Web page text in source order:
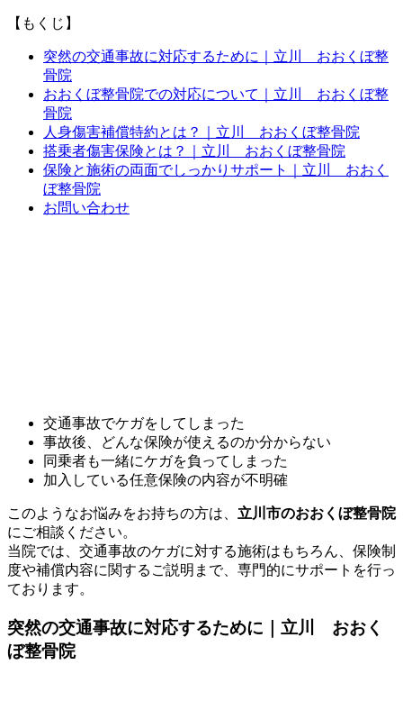
【もくじ】
突然の交通事故に対応するために｜立川 おおくぼ整
骨院
おおくぼ整骨院での対応について｜立川 おおくぼ整
骨院
人身傷害補償特約とは？｜立川 おおくぼ整骨院
搭乗者傷害保険とは？｜立川 おおくぼ整骨院
保険と施術の両面でしっかりサポート｜立川 おおく
ぼ整骨院
お問い合わせ
交通事故でケガをしてしまった
事故後、どんな保険が使えるのか分からない
同乗者も一緒にケガを負ってしまった
加入している任意保険の内容が不明確
このようなお悩みをお持ちの方は、 立川市のおおくぼ整骨院
にご相談ください。
当院では、交通事故のケガに対する施術はもちろん、保険制
度や補償内容に関するご説明まで、専門的にサポートを行っ
ております。
突然の交通事故に対応するために｜立川 おおく
ぼ整骨院